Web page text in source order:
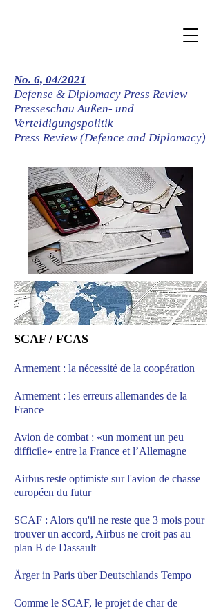
No. 6, 04/2021
Defense & Diplomacy Press Review
Presseschau Außen- und
Verteidigungspolitik
Press Review (Defence and Diplomacy)
SCAF / FCAS
Armement : la nécessité de la coopération
Armement : les erreurs allemandes de la
France
Avion de combat : «un moment un peu
difficile» entre la France et l’Allemagne
Airbus reste optimiste sur l'avion de chasse
européen du futur
SCAF : Alors qu'il ne reste que 3 mois pour
trouver un accord, Airbus ne croit pas au
plan B de Dassault
Ärger in Paris über Deutschlands Tempo
Comme le SCAF, le projet de char de